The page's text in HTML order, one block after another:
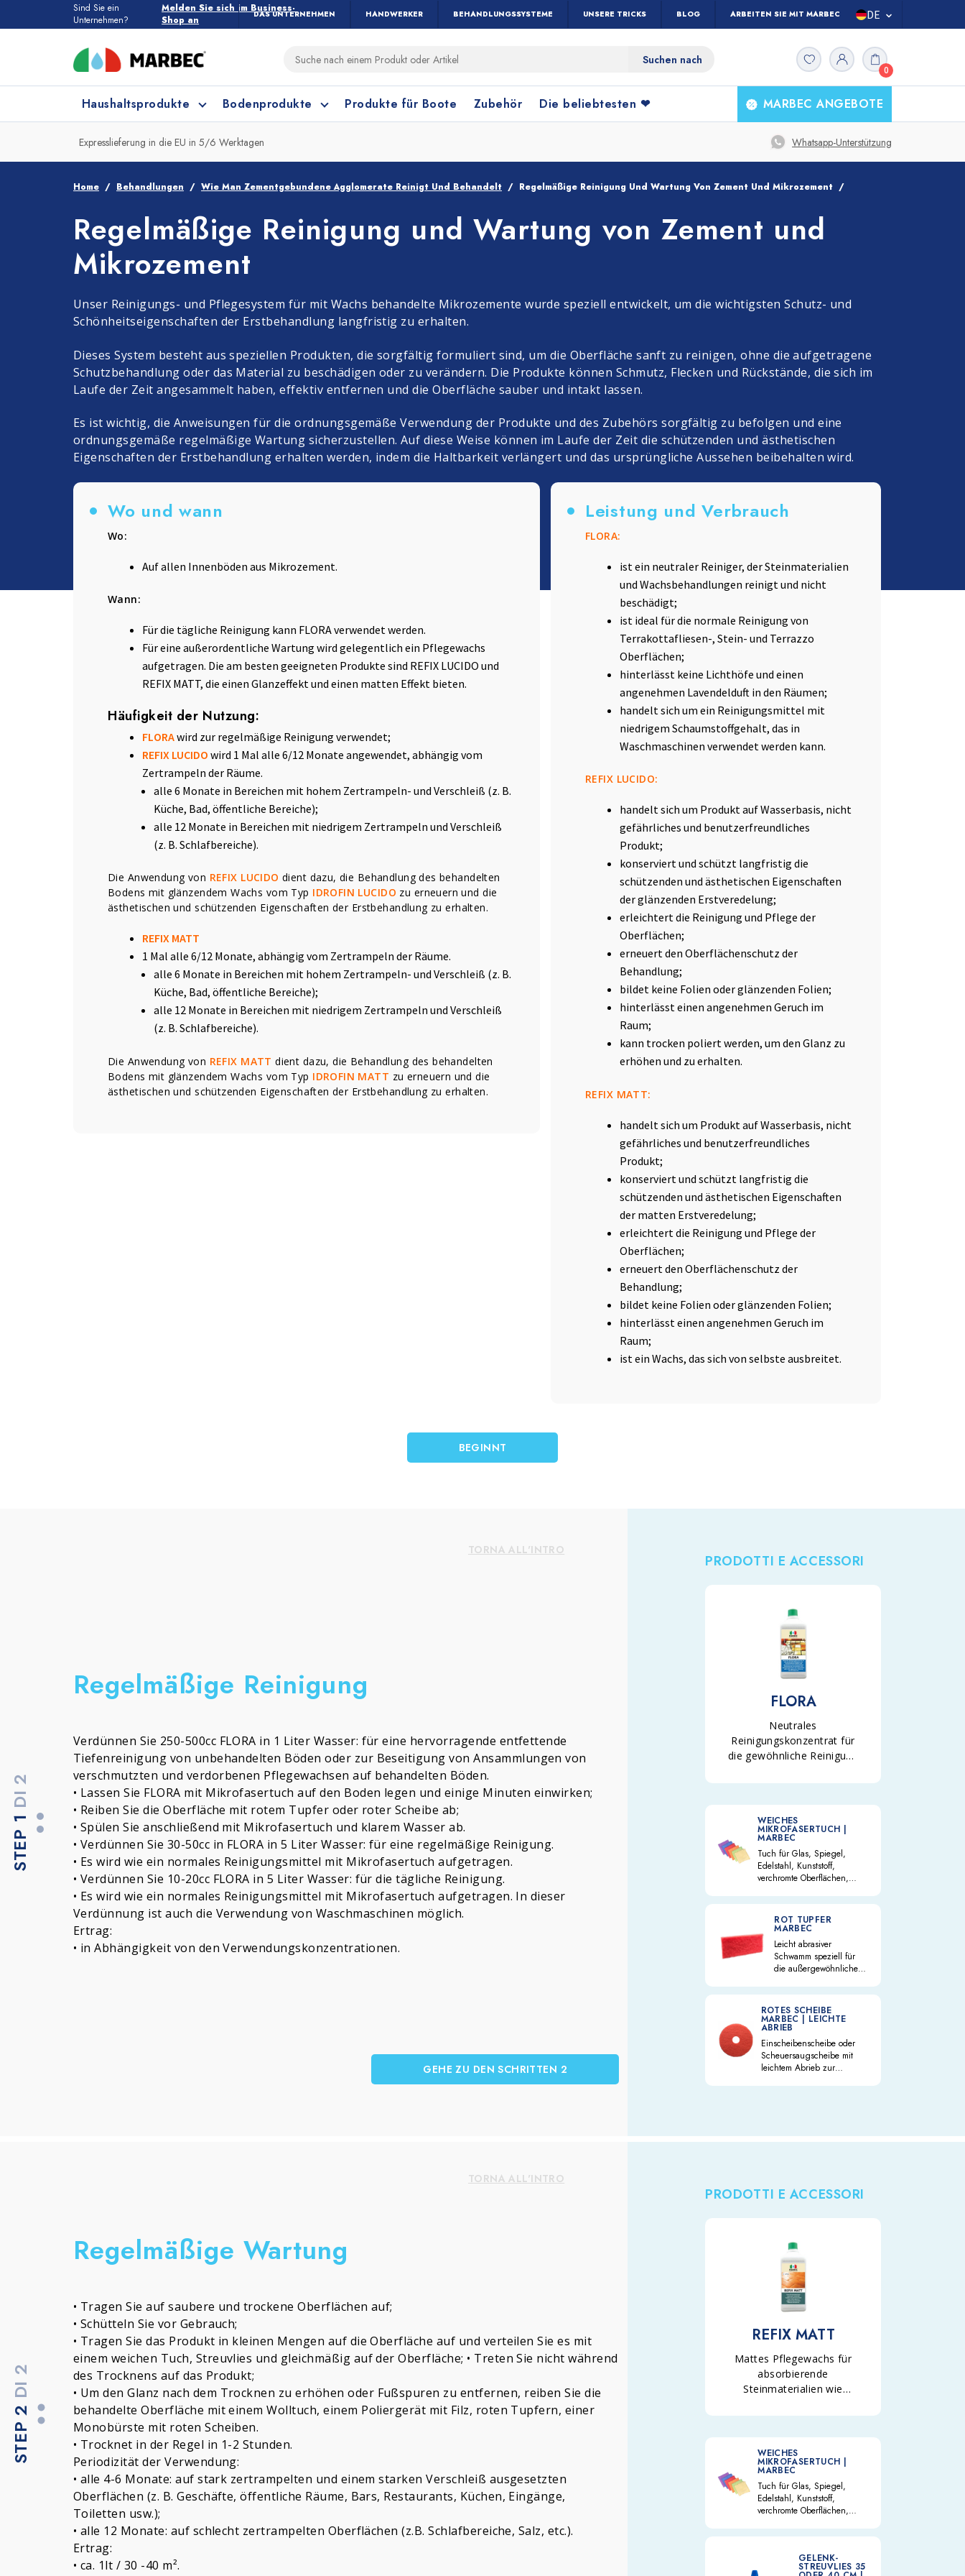
Sind Sie ein
Unternehmen?
Melden Sie sich im Business-
Shop an
DAS UNTERNEHMEN HANDWERKER BEHANDLUNGSSYSTEME UNSERE TRICKS BLOG ARBEITEN SIE MIT MARBEC ZUSAMMEN
ES
UK
DE
0
Haushaltsprodukte
Haushaltsprodukte
Alle
Haushaltsprodukte
Küchenreinigung Fensterreinigung Bodenreinigung Wäsche und Textilien
Badreinigung Zubehör
Bodenprodukte
Alle Bodenprodukte
Welche Boden müssen Sie
reinigen?
Feinsteinzeug und Keramik Holz und Parkett Terrakottafliese Marmor und Steine
Körner und Zement Linoleum, PVC und Gummi
Produkte für Boote Zubehör Die beliebtesten ❤ MARBEC ANGEBOTE
Expresslieferung in die EU in 5/6 Werktagen Whatsapp-Unterstützung
Home Behandlungen Wie Man Zementgebundene Agglomerate Reinigt Und Behandelt Regelmäßige Reinigung Und Wartung Von Zement Und Mikrozement
Regelmäßige Reinigung und Wartung von Zement und
Mikrozement
Unser Reinigungs- und Pflegesystem für mit Wachs behandelte Mikrozemente wurde speziell entwickelt, um die wichtigsten Schutz- und
Schönheitseigenschaften der Erstbehandlung langfristig zu erhalten.
Dieses System besteht aus speziellen Produkten, die sorgfältig formuliert sind, um die Oberfläche sanft zu reinigen, ohne die aufgetragene
Schutzbehandlung oder das Material zu beschädigen oder zu verändern. Die Produkte können Schmutz, Flecken und Rückstände, die sich im
Laufe der Zeit angesammelt haben, effektiv entfernen und die Oberfläche sauber und intakt lassen.
Es ist wichtig, die Anweisungen für die ordnungsgemäße Verwendung der Produkte und des Zubehörs sorgfältig zu befolgen und eine
ordnungsgemäße regelmäßige Wartung sicherzustellen. Auf diese Weise können im Laufe der Zeit die schützenden und ästhetischen
Eigenschaften der Erstbehandlung erhalten werden, indem die Haltbarkeit verlängert und das ursprüngliche Aussehen beibehalten wird.
Wo und wann
Wo:
Auf allen Innenböden aus Mikrozement.
Wann:
Für die tägliche Reinigung kann FLORA verwendet werden.
Für eine außerordentliche Wartung wird gelegentlich ein Pflegewachs
aufgetragen. Die am besten geeigneten Produkte sind REFIX LUCIDO und
REFIX MATT, die einen Glanzeffekt und einen matten Effekt bieten.
Häufigkeit der Nutzung:
FLORAwird zur regelmäßige Reinigung verwendet;
REFIX LUCIDO wird 1 Mal alle 6/12 Monate angewendet, abhängig vom
Zertrampeln der Räume.
alle 6 Monate in Bereichen mit hohem Zertrampeln- und Verschleiß (z. B.
Küche, Bad, öffentliche Bereiche);
alle 12 Monate in Bereichen mit niedrigem Zertrampeln und Verschleiß
(z. B. Schlafbereiche).
Die Anwendung von REFIX LUCIDO dient dazu, die Behandlung des behandelten
Bodens mit glänzendem Wachs vom Typ IDROFIN LUCIDO zu erneuern und die
ästhetischen und schützenden Eigenschaften der Erstbehandlung zu erhalten.
REFIX MATT
1 Mal alle 6/12 Monate, abhängig vom Zertrampeln der Räume.
alle 6 Monate in Bereichen mit hohem Zertrampeln- und Verschleiß (z. B.
Küche, Bad, öffentliche Bereiche);
alle 12 Monate in Bereichen mit niedrigem Zertrampeln und Verschleiß
(z. B. Schlafbereiche).
Die Anwendung von REFIX MATT dient dazu, die Behandlung des behandelten
Bodens mit glänzendem Wachs vom Typ IDROFIN MATT zu erneuern und die
ästhetischen und schützenden Eigenschaften der Erstbehandlung zu erhalten.
Leistung und Verbrauch
FLORA:
ist ein neutraler Reiniger, der Steinmaterialien
und Wachsbehandlungen reinigt und nicht
beschädigt;
ist ideal für die normale Reinigung von
Terrakottafliesen-, Stein- und Terrazzo
Oberflächen;
hinterlässt keine Lichthöfe und einen
angenehmen Lavendelduft in den Räumen;
handelt sich um ein Reinigungsmittel mit
niedrigem Schaumstoffgehalt, das in
Waschmaschinen verwendet werden kann.
REFIX LUCIDO:
handelt sich um Produkt auf Wasserbasis, nicht
gefährliches und benutzerfreundliches
Produkt;
konserviert und schützt langfristig die
schützenden und ästhetischen Eigenschaften
der glänzenden Erstveredelung;
erleichtert die Reinigung und Pflege der
Oberflächen;
erneuert den Oberflächenschutz der
Behandlung;
bildet keine Folien oder glänzenden Folien;
hinterlässt einen angenehmen Geruch im
Raum;
kann trocken poliert werden, um den Glanz zu
erhöhen und zu erhalten.
REFIX MATT:
handelt sich um Produkt auf Wasserbasis, nicht
gefährliches und benutzerfreundliches
Produkt;
konserviert und schützt langfristig die
schützenden und ästhetischen Eigenschaften
der matten Erstveredelung;
erleichtert die Reinigung und Pflege der
Oberflächen;
erneuert den Oberflächenschutz der
Behandlung;
bildet keine Folien oder glänzenden Folien;
hinterlässt einen angenehmen Geruch im
Raum;
ist ein Wachs, das sich von selbste ausbreitet.
BEGINNT
TORNA ALL'INTRO
STEP 1
DI 2
Regelmäßige Reinigung
Verdünnen Sie 250-500cc FLORA in 1 Liter Wasser: für eine hervorragende entfettende
Tiefenreinigung von unbehandelten Böden oder zur Beseitigung von Ansammlungen von
verschmutzten und verdorbenen Pflegewachsen auf behandelten Böden.
• Lassen Sie FLORA mit Mikrofasertuch auf den Boden legen und einige Minuten einwirken;
• Reiben Sie die Oberfläche mit rotem Tupfer oder roter Scheibe ab;
• Spülen Sie anschließend mit Mikrofasertuch und klarem Wasser ab.
• Verdünnen Sie 30-50cc in FLORA in 5 Liter Wasser: für eine regelmäßige Reinigung.
• Es wird wie ein normales Reinigungsmittel mit Mikrofasertuch aufgetragen.
• Verdünnen Sie 10-20cc FLORA in 5 Liter Wasser: für die tägliche Reinigung.
• Es wird wie ein normales Reinigungsmittel mit Mikrofasertuch aufgetragen. In dieser
Verdünnung ist auch die Verwendung von Waschmaschinen möglich.
Ertrag:
• in Abhängigkeit von den Verwendungskonzentrationen.
GEHE ZU DEN SCHRITTEN 2
PRODOTTI E ACCESSORI
FLORA
Neutrales
Reinigungskonzentrat für
die gewöhnliche Reinigung
Böden und gewachstem
Steinmaterial. Es
kombiniert die
Reinigungsfunktion mit
entfettender, aber nicht
aggressiver Wirkung auf
WEICHES
MIKROFASERTUCH |
MARBEC
Tuch für Glas, Spiegel,
Edelstahl, Kunststoff,
verchromte Oberflächen,
schonend ohne zu kratzen,
mit verstärktem, reißfestem
Rand. Für alle Bereiche
geeignet.
ROT TUPFER
MARBEC
Leicht abrasiver
Schwamm speziell für
die außergewöhnliche
Oberflächen aus Stein
und Holz.
ROTES SCHEIBE
MARBEC | LEICHTE
ABRIEB
Einscheibenscheibe oder
Scheuersaugscheibe mit
leichtem Abrieb zur
TORNA ALL'INTRO
STEP 2
DI 2
Regelmäßige Wartung
• Tragen Sie auf saubere und trockene Oberflächen auf;
• Schütteln Sie vor Gebrauch;
• Tragen Sie das Produkt in kleinen Mengen auf die Oberfläche auf und verteilen Sie es mit
einem weichen Tuch, Streuvlies und gleichmäßig auf der Oberfläche; • Treten Sie nicht während
des Trocknens auf das Produkt;
• Um den Glanz nach dem Trocknen zu erhöhen oder Fußspuren zu entfernen, reiben Sie die
behandelte Oberfläche mit einem Wolltuch, einem Poliergerät mit Filz, roten Tupfern, einer
Monobürste mit roten Scheiben.
• Trocknet in der Regel in 1-2 Stunden.
Periodizität der Verwendung:
• alle 4-6 Monate: auf stark zertrampelten und einem starken Verschleiß ausgesetzten
Oberflächen (z. B. Geschäfte, öffentliche Räume, Bars, Restaurants, Küchen, Eingänge,
Toiletten usw.);
• alle 12 Monate: auf schlecht zertrampelten Oberflächen (z.B. Schlafbereiche, Salz, etc.).
Ertrag:
• ca. 1lt / 30 -40 m².
PRODOTTI E ACCESSORI
REFIX MATT
Mattes Pflegewachs für
absorbierende
Steinmaterialien wie
Zementagglomerate im
WEICHES
MIKROFASERTUCH |
MARBEC
Tuch für Glas, Spiegel,
Edelstahl, Kunststoff,
verchromte Oberflächen,
schonend ohne zu kratzen,
Rand. Für alle Bereiche
geeignet.
GELENK-
STREUVLIES 35